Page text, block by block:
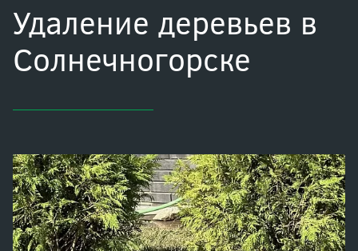
Удаление деревьев в
Солнечногорске